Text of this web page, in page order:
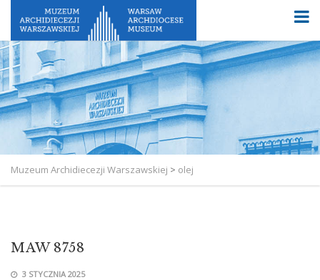
Muzeum Archidiecezji Warszawskiej > olej
MAW 8758
3 STYCZNIA 2025